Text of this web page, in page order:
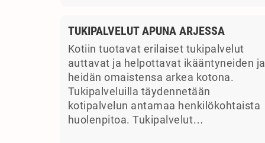
TUKIPALVELUT APUNA ARJESSA
Kotiin tuotavat erilaiset tukipalvelut
auttavat ja helpottavat ikääntyneiden ja
heidän omaistensa arkea kotona.
Tukipalveluilla täydennetään
kotipalvelun antamaa henkilökohtaista
huolenpitoa. Tukipalvelut…